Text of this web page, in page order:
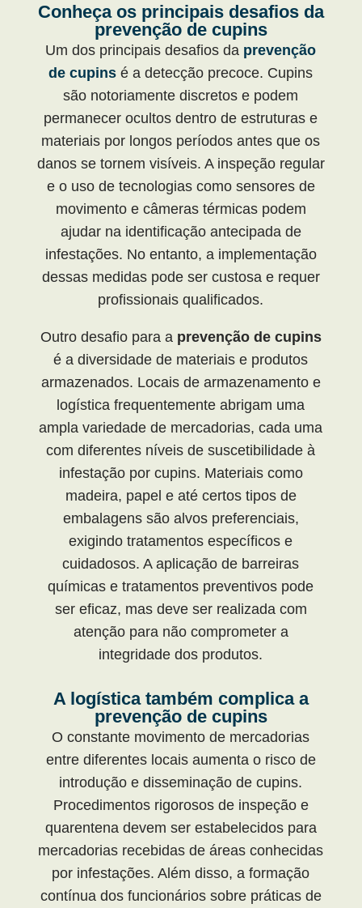
Conheça os principais desafios da
prevenção de cupins
Um dos principais desafios da prevenção
de cupins é a detecção precoce. Cupins
são notoriamente discretos e podem
permanecer ocultos dentro de estruturas e
materiais por longos períodos antes que os
danos se tornem visíveis. A inspeção regular
e o uso de tecnologias como sensores de
movimento e câmeras térmicas podem
ajudar na identificação antecipada de
infestações. No entanto, a implementação
dessas medidas pode ser custosa e requer
profissionais qualificados.
Outro desafio para a prevenção de cupins
é a diversidade de materiais e produtos
armazenados. Locais de armazenamento e
logística frequentemente abrigam uma
ampla variedade de mercadorias, cada uma
com diferentes níveis de suscetibilidade à
infestação por cupins. Materiais como
madeira, papel e até certos tipos de
embalagens são alvos preferenciais,
exigindo tratamentos específicos e
cuidadosos. A aplicação de barreiras
químicas e tratamentos preventivos pode
ser eficaz, mas deve ser realizada com
atenção para não comprometer a
integridade dos produtos.
A logística também complica a
prevenção de cupins
O constante movimento de mercadorias
entre diferentes locais aumenta o risco de
introdução e disseminação de cupins.
Procedimentos rigorosos de inspeção e
quarentena devem ser estabelecidos para
mercadorias recebidas de áreas conhecidas
por infestações. Além disso, a formação
contínua dos funcionários sobre práticas de